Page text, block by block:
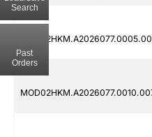
Search
Past
Orders